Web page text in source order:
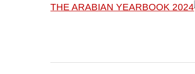
THE ARABIAN YEARBOOK 2024